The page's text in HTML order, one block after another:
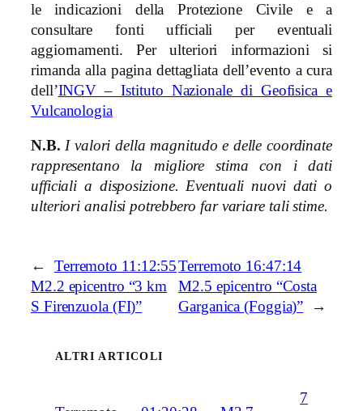
le indicazioni della Protezione Civile e a
consultare fonti ufficiali per eventuali
aggiornamenti. Per ulteriori informazioni si
rimanda alla pagina dettagliata dell’evento a cura
dell’INGV – Istituto Nazionale di Geofisica e
Vulcanologia
N.B. I valori della magnitudo e delle coordinate
rappresentano la migliore stima con i dati
ufficiali a disposizione. Eventuali nuovi dati o
ulteriori analisi potrebbero far variare tali stime.
←
Terremoto 11:12:55
M2.2 epicentro “3 km
S Firenzuola (FI)”
Terremoto 16:47:14
M2.5 epicentro “Costa
Garganica (Foggia)”
→
ALTRI ARTICOLI
7